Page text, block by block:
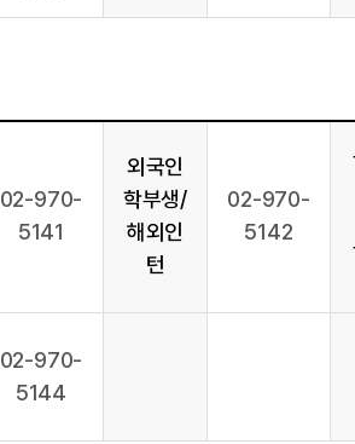
02-970-
5141
외국인
학부생/
해외인
턴
02-970-
5142
02-970-
5144